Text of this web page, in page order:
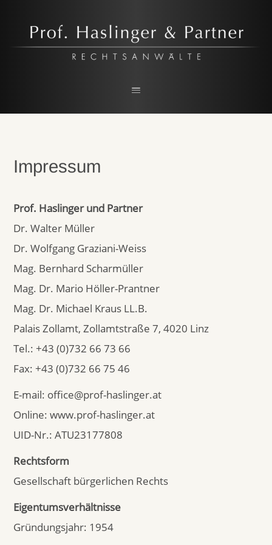
Prof. Haslinger & Partner
Impressum
Prof. Haslinger und Partner
Dr. Walter Müller
Dr. Wolfgang Graziani-Weiss
Mag. Bernhard Scharmüller
Mag. Dr. Mario Höller-Prantner
Mag. Dr. Michael Kraus LL.B.
Palais Zollamt, Zollamtstraße 7, 4020 Linz
Tel.: +43 (0)732 66 73 66
Fax: +43 (0)732 66 75 46
E-mail: office@prof-haslinger.at
Online: www.prof-haslinger.at
UID-Nr.: ATU23177808
Rechtsform
Gesellschaft bürgerlichen Rechts
Eigentumsverhältnisse
Gründungsjahr: 1954